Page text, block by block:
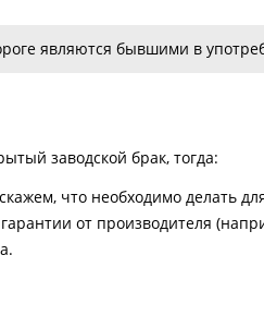
являются бывшими в
заводской брак, тогда:
что необходимо делать
от производителя